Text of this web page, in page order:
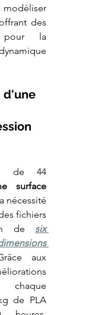
des
pour la
d'une
de 44
surface
nécessité
fichiers
de six
aux
chaque
de PLA